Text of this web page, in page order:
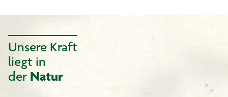
Unsere Kraft
liegt in
der Natur